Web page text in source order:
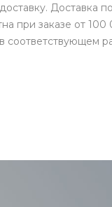
Доставка
при заказе от
соответствующем